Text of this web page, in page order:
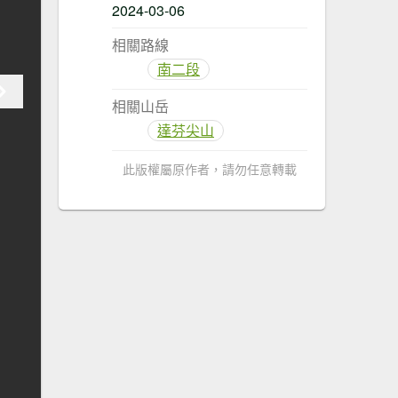
2024-03-06
相關路線
南二段
相關山岳
達芬尖山
此版權屬原作者，請勿任意轉載